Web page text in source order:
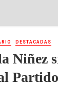
DESTACADAS
Niñez